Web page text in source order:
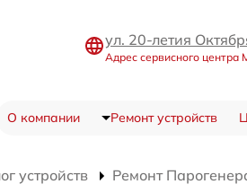
ул. 20-летия
Адрес сервисного центра
О компании Ремонт устройств
устройств Ремонт